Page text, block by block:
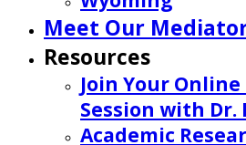
Meet Our
Resources
Join Your
Session with Dr.
Academic